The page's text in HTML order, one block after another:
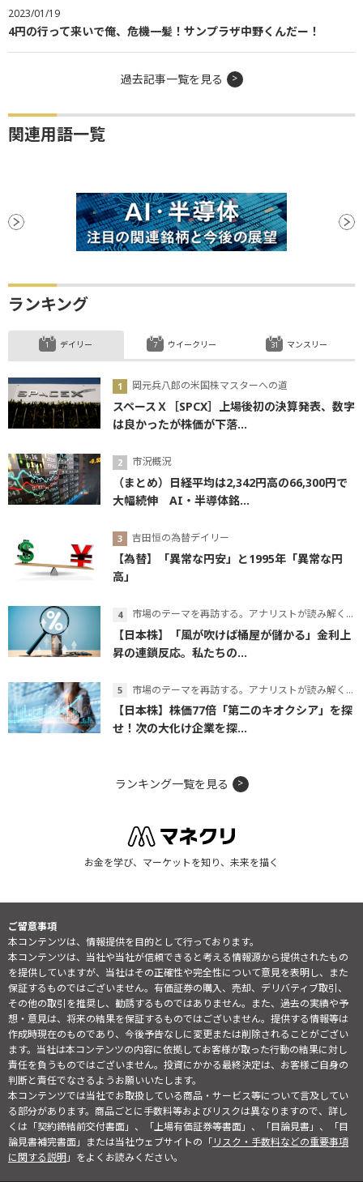
2023/01/19
4円の行って来いで俺、危機一髪！サンプラザ中野くんだー！
過去記事一覧を見る
関連用語一覧
ランキング
デイリー
岡元兵八郎の米国株マスターへの道
スペースＸ［SPCX］上場後初の決算発表、数字
は良かったが株価が下落...
市況概況
（まとめ）日経平均は2,342円高の66,300円で
大幅続伸 AI・半導体銘...
吉田恒の為替デイリー
【為替】「異常な円安」と1995年「異常な円
高」
市場のテーマを再訪する。アナリストが読み解くテーマの本質
【日本株】「風が吹けば桶屋が儲かる」金利上
昇の連鎖反応。私たちの...
市場のテーマを再訪する。アナリストが読み解くテーマの本質
【日本株】株価77倍「第二のキオクシア」を探
せ！次の大化け企業を探...
ウイークリー マンスリー
ランキング一覧を見る
お金を学び、マーケットを知り、未来を描く
ご留意事項
本コンテンツは、情報提供を目的として行っております。
本コンテンツは、当社や当社が信頼できると考える情報源から提供されたもの
を提供していますが、当社はその正確性や完全性について意見を表明し、また
保証するものではございません。有価証券の購入、売却、デリバティブ取引、
その他の取引を推奨し、勧誘するものではありません。また、過去の実績や予
想・意見は、将来の結果を保証するものではございません。提供する情報等は
作成時現在のものであり、今後予告なしに変更または削除されることがござい
ます。当社は本コンテンツの内容に依拠してお客様が取った行動の結果に対し
責任を負うものではございません。投資にかかる最終決定は、お客様ご自身の
判断と責任でなさるようお願いいたします。
本コンテンツでは当社でお取扱している商品・サービス等について言及してい
る部分があります。商品ごとに手数料等およびリスクは異なりますので、詳し
くは「契約締結前交付書面」、「上場有価証券等書面」、「目論見書」、「目
論見書補完書面」または当社ウェブサイトの「リスク・手数料などの重要事項
に関する説明」をよくお読みください。